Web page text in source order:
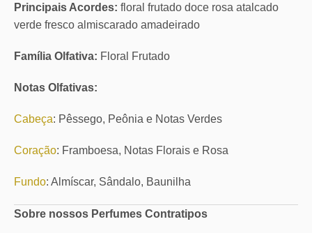
Principais Acordes: floral frutado doce rosa atalcado
verde fresco almiscarado amadeirado
Família Olfativa: Floral Frutado
Notas Olfativas:
Cabeça: Pêssego, Peônia e Notas Verdes
Coração: Framboesa, Notas Florais e Rosa
Fundo: Almíscar, Sândalo, Baunilha
Sobre nossos Perfumes Contratipos